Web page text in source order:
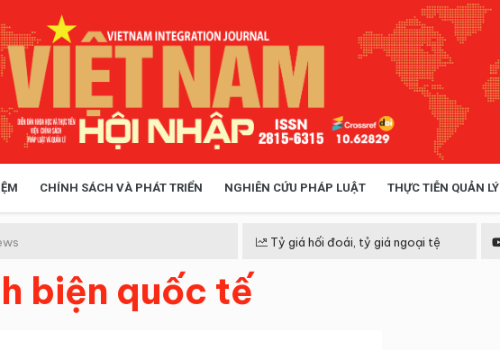
CHÍNH SÁCH VÀ PHÁT TRIỂN NGHIÊN CỨU PHÁP LUẬT THỰC TIỄN QUẢN LÝ
Tỷ giá hối đoái, tỷ giá ngoại tệ
biện quốc tế